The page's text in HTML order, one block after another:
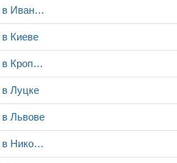
Ивано-Франковске
Киеве
Кропивницком
Луцке
Львове
Николаеве